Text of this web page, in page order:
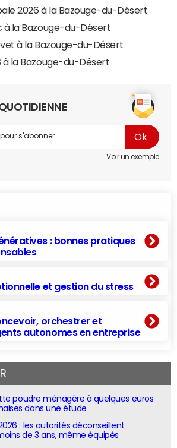
2026 à la Bazouge-du-Désert
à la Bazouge-du-Désert
à la Bazouge-du-Désert
à la Bazouge-du-Désert
Voir un exemple
: bonnes pratiques
et gestion du stress
orchestrer et
autonomes en entreprise
poudre ménagère à quelques euros
dans une étude
: les autorités déconseillent
de 3 ans, même équipés